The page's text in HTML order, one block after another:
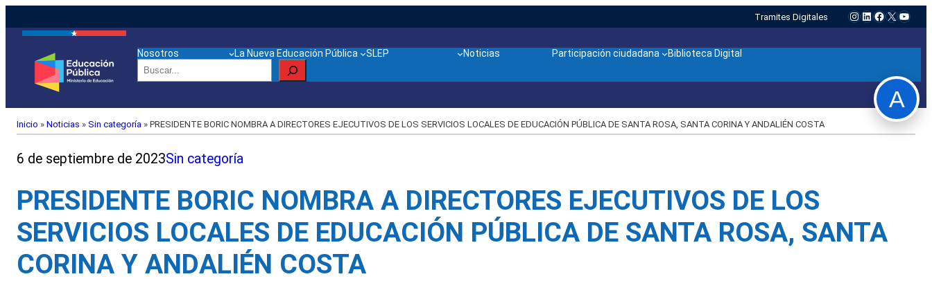
Tramites Digitales Instagram
LinkedIn
Facebook
X
Nosotros La Nueva Educación Pública SLEP Noticias Participación ciudadana
Biblioteca Digital
Buscar
Inicio » Noticias » Sin categoría » PRESIDENTE BORIC NOMBRA A DIRECTORES EJECUTIVOS DE LOS SERVICIOS LOCALES DE EDUCACIÓN PÚBLICA DE SANTA ROSA, SANTA CORINA Y ANDALIÉN COSTA
6 de septiembre de 2023Sin categoría
PRESIDENTE BORIC NOMBRA A DIRECTORES EJECUTIVOS DE LOS
SERVICIOS LOCALES DE EDUCACIÓN PÚBLICA DE SANTA ROSA, SANTA
CORINA Y ANDALIÉN COSTA
A